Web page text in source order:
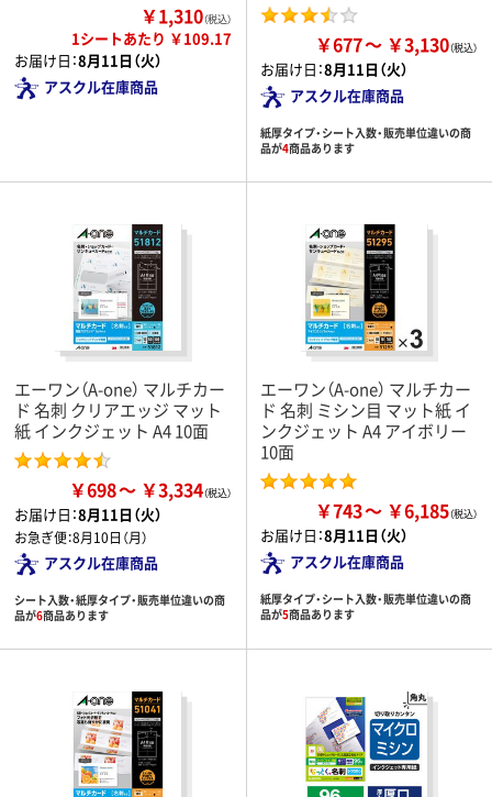
￥1,310（税込）
1シートあたり ￥109.17
お届け日：8月11日（火）
アスクル在庫商品
￥677 ￥3,130
お届け日：8月11日（火）
アスクル在庫商品
紙厚タイプ・シート入数・販売単位違いの商
品が4商品あります
エーワン（A-one） マルチカー
ド 名刺 クリアエッジ マット
紙 インクジェット A4 10面
￥698 ￥3,334
お届け日：8月11日（火）
お急ぎ便：8月10日（月）
アスクル在庫商品
シート入数・紙厚タイプ・販売単位違いの商
品が6商品あります
エーワン（A-one） マルチカー
ド 名刺 ミシン目 マット紙 イ
ンクジェット A4 アイボリー
10面
￥743 ￥6,185
お届け日：8月11日（火）
アスクル在庫商品
紙厚タイプ・シート入数・販売単位違いの商
品が5商品あります